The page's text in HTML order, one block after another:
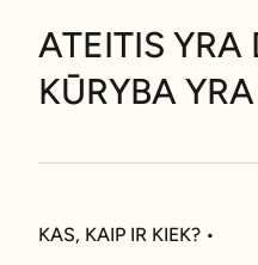
ATEITIS YRA
KŪRYBA
KAS, KAIP IR KIEK? •